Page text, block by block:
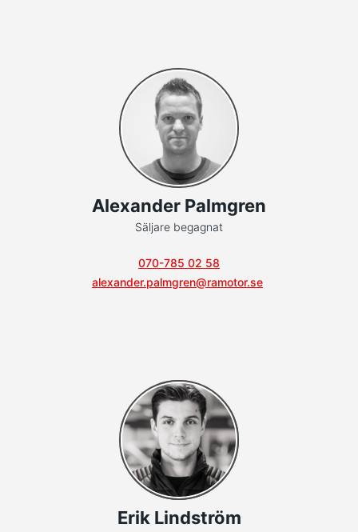
Alexander Palmgren
Säljare begagnat
070-785 02 58
alexander.palmgren@ramotor.se
Erik Lindström